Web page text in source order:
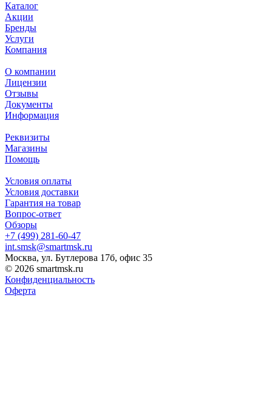
Каталог
Акции
Бренды
Услуги
Компания
О компании
Лицензии
Отзывы
Документы
Информация
Реквизиты
Магазины
Помощь
Условия оплаты
Условия доставки
Гарантия на товар
Вопрос-ответ
Обзоры
+7 (499) 281-60-47
int.smsk@smartmsk.ru
Москва, ул. Бутлерова 17б, офис 35
© 2026 smartmsk.ru
Конфиденциальность
Оферта